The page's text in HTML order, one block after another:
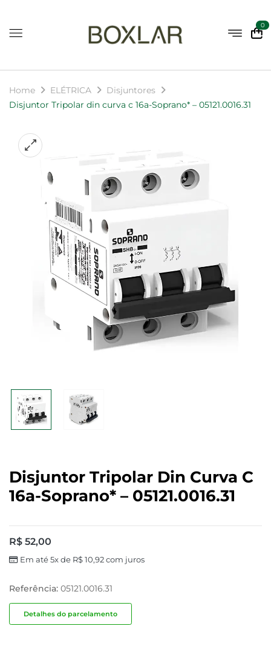
0
Home ELÉTRICA
Disjuntores
Disjuntor Tripolar din curva c 16a-Soprano* – 05121.0016.31
Disjuntor Tripolar Din Curva C
16a-Soprano* – 05121.0016.31
R$ 52,00
Em até 5x de R$10,92com juros
Referência: 05121.0016.31
Detalhes do parcelamento